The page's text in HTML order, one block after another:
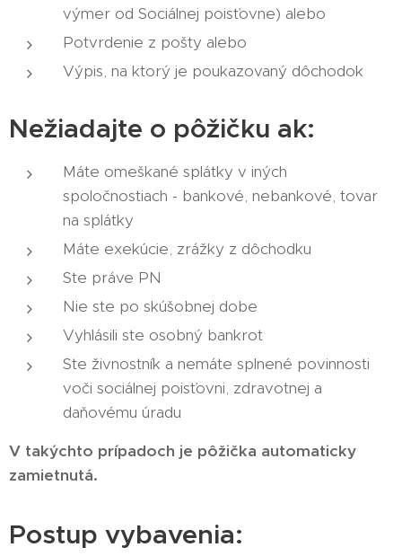
výmer od Sociálnej poisťovne) alebo
Potvrdenie z pošty alebo
Výpis, na ktorý je poukazovaný dôchodok
Nežiadajte o pôžičku ak:
Máte omeškané splátky v iných
spoločnostiach - bankové, nebankové, tovar
na splátky
Máte exekúcie, zrážky z dôchodku
Ste práve PN
Nie ste po skúšobnej dobe
Vyhlásili ste osobný bankrot
Ste živnostník a nemáte splnené povinnosti
voči sociálnej poisťovni, zdravotnej a
daňovému úradu
V takýchto prípadoch je pôžička automaticky
zamietnutá.
Postup vybavenia: